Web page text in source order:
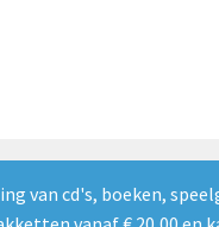
van cd's, boeken,